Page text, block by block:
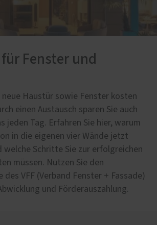
Fenster und
neue Haustür sowie Fenster kosten
einen Austausch sparen Sie auch
jeden Tag. Erfahren Sie hier, warum
in die eigenen vier Wände jetzt
Schritte Sie zur erfolgreichen
müssen. Nutzen Sie den
des VFF (Verband Fenster + Fassade)
und Förderauszahlung.